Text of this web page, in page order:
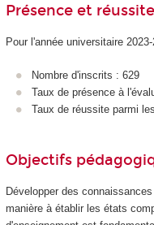
Présence et
Pour l'année universitaire
Nombre d'inscrits : 629
Taux de présence à
Taux de réussite parmi
Objectifs
Développer des
manière à établir les états